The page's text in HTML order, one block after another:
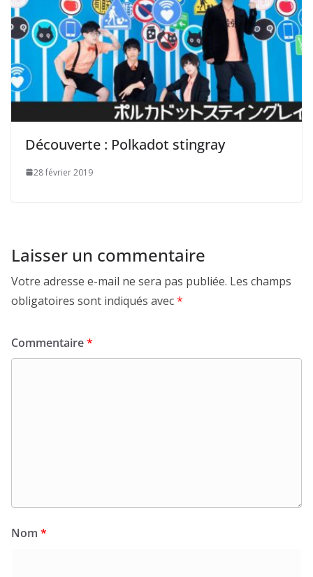
Découverte : Polkadot stingray
28 février 2019
Laisser un commentaire
Votre adresse e-mail ne sera pas publiée. Les champs
obligatoires sont indiqués avec*
Commentaire*
Nom *